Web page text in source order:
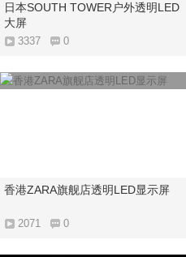
日本SOUTH TOWER户外透明LED
大屏
3337 0
香港ZARA旗舰店透明LED显示屏
2071 0